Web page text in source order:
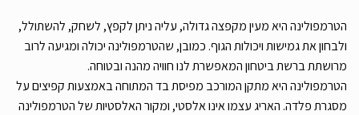
הטרמפולינה היא מעין מקפצה גדולה, עליה ניתן לקפץ, לשחק, להשתולל,
ולבחון את גמישות ויכולות הגוף. כמובן, שהטרמפולינה יכולה ומגיעה לרוב
מרושתת ברשת ביטחון המאפשרת לנו חוויה מהנה ובטוחה.
הטרמפולינה היא מתקן המורכב מפיסת בד המתוחה באמצעות קפיצים על
מסגרת פלדה. האריג עצמו אינו אלסטי, ומקור האלסטיות של הטרמפולינה